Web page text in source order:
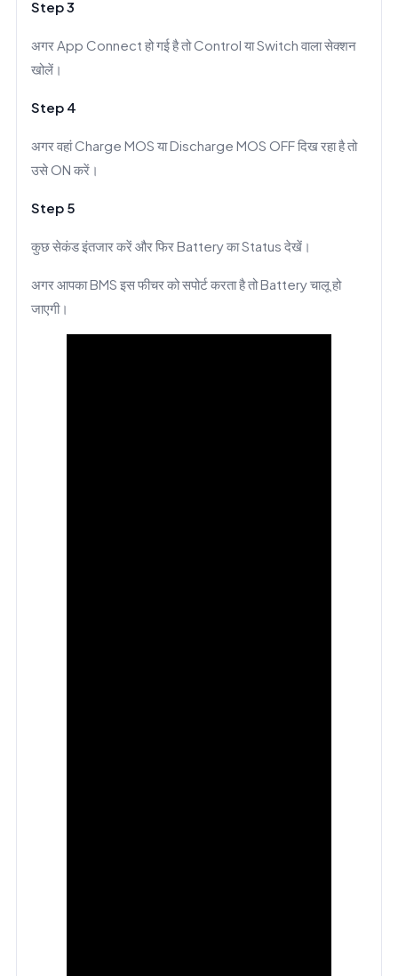
Step 3
अगर App Connect हो गई है तो Control या Switch वाला सेक्शन
खोलें।
Step 4
अगर वहां Charge MOS या Discharge MOS OFF दिख रहा है तो
उसे ON करें।
Step 5
कुछ सेकंड इंतजार करें और फिर Battery का Status देखें।
अगर आपका BMS इस फीचर को सपोर्ट करता है तो Battery चालू हो
जाएगी।